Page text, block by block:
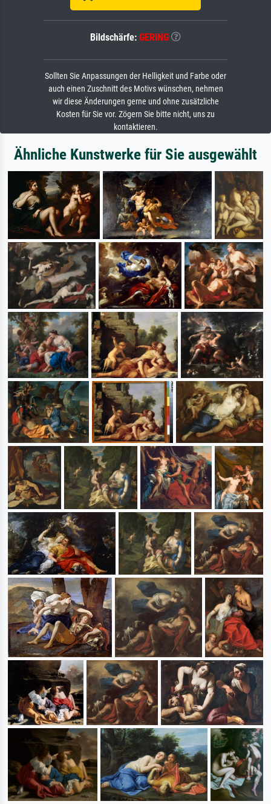
Bildschärfe: GERING
Sollten Sie Anpassungen der Helligkeit und Farbe oder
auch einen Zuschnitt des Motivs wünschen, nehmen
wir diese Änderungen gerne und ohne zusätzliche
Kosten für Sie vor. Zögern Sie bitte nicht, uns zu
kontaktieren.
Ähnliche Kunstwerke für Sie ausgewählt